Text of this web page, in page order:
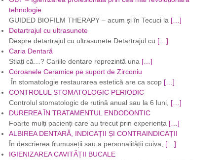
tehnologie
GUIDED BIOFILM THERAPY – acum și în Tecuci la […]
Detartrajul cu ultrasunete
Despre detartrajul cu ultrasunete Detartrajul cu […]
Caria Dentară
Stiați că…? Cariile dentare reprezintă una […]
Coroanele Ceramice pe suport de Zirconiu
În stomatologie restaurarea estetică are ca scop […]
CONTROLUL STOMATOLOGIC PERIODIC
Controlul stomatologic de rutină anual sau la 6 luni, […]
DUREREA ÎN TRATAMENTUL ENDODONTIC
Foarte mulți pacienți care au trecut prin experiența […]
ALBIREA DENTARĂ, INDICAȚII ȘI CONTRAINDICAȚII
În descrierea frumuseții sau a personalității cuiva, […]
IGIENIZAREA CAVITĂȚII BUCALE